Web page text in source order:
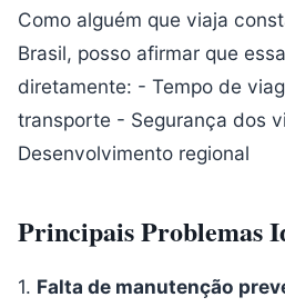
Como alguém que viaja
Brasil, posso afirmar que
diretamente: - Tempo de
transporte - Segurança dos
Desenvolvimento regional
Principais Problemas
1. Falta de manutenção